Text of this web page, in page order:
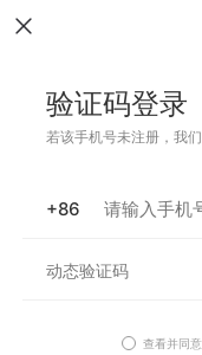
验证码登录
若该手机号未注册，我
+86
查看并同意